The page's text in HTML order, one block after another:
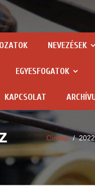
NEVEZÉSEK
EGYESFOGATOK
KAPCSOLAT
Címlap/